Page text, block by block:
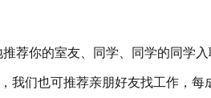
荐你的室友、同学、同学的同学
我们也可推荐亲朋好友找工作，每